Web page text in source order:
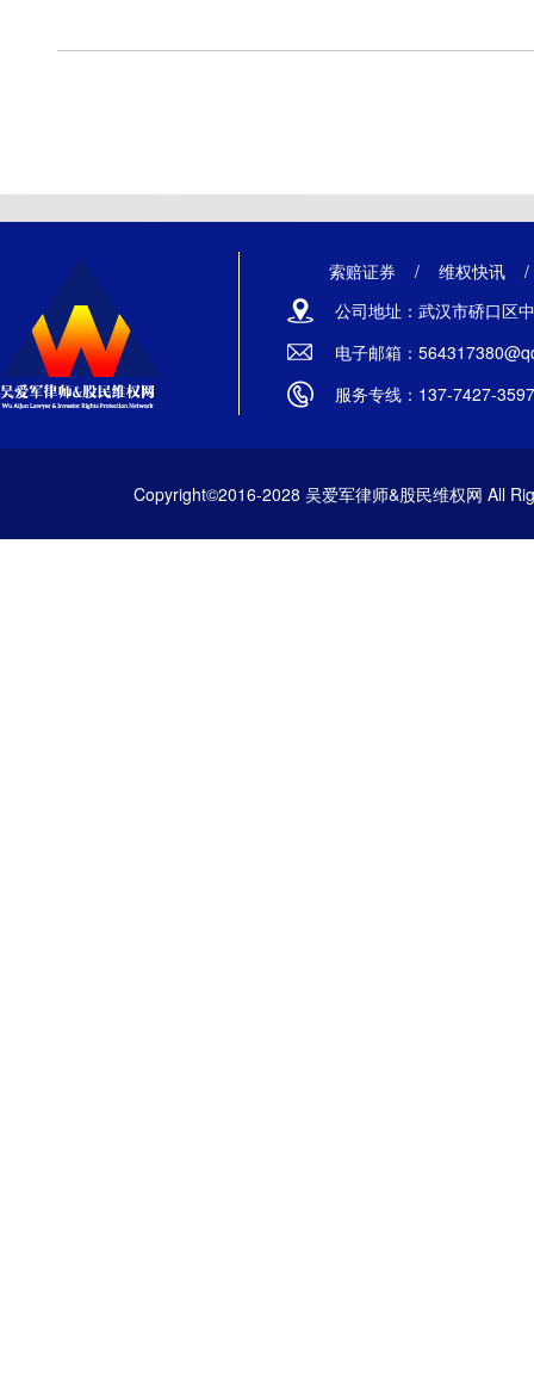
索赔证券 / 维权快讯
公司地址：武汉市硚口区
电子邮箱：
服务专线：137-7427-3597
Copyright©2016-2028 吴爱军律师&股民维权网 All